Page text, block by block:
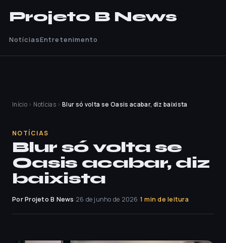
Projeto B News
NotíciasEntretenimento
Início › Notícias › Blur só volta se Oasis acabar, diz baixista
NOTÍCIAS
Blur só volta se
Oasis acabar, diz
baixista
Por Projeto B News·26 de junho de 2026·1 min de leitura